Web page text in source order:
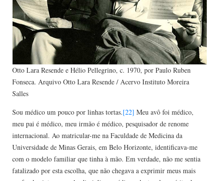
Otto Lara Resende e Hélio Pellegrino, c. 1970, por Paulo Ruben
Fonseca. Arquivo Otto Lara Resende / Acervo Instituto Moreira
Salles
Sou médico um pouco por linhas tortas.[22] Meu avô foi médico,
meu pai é médico, meu irmão é médico, pesquisador de renome
internacional. Ao matricular-me na Faculdade de Medicina da
Universidade de Minas Gerais, em Belo Horizonte, identificava-me
com o modelo familiar que tinha à mão. Em verdade, não me sentia
fatalizado por esta escolha, que não chegava a exprimir meus mais